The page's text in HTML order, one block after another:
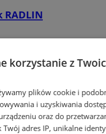
RADLIN
korzystanie z
plików cookie i
i uzyskiwania
oraz do
Twój adres IP, unikalne